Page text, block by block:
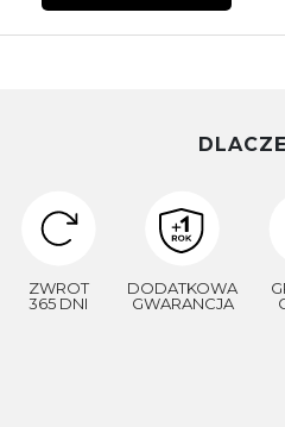
ZWROT
365 DNI
DODATKOWA
GWARANCJA